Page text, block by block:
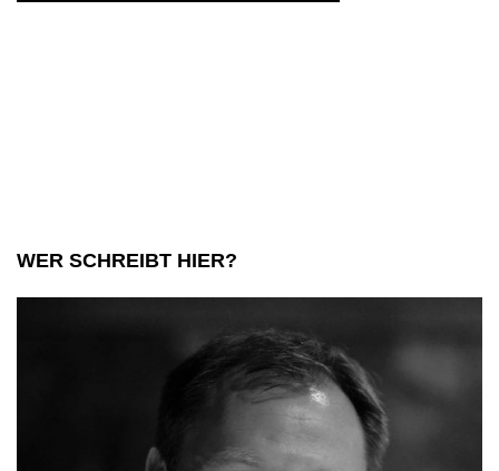
WER SCHREIBT HIER?